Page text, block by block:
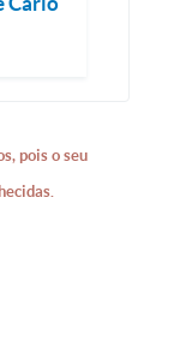
pois o seu